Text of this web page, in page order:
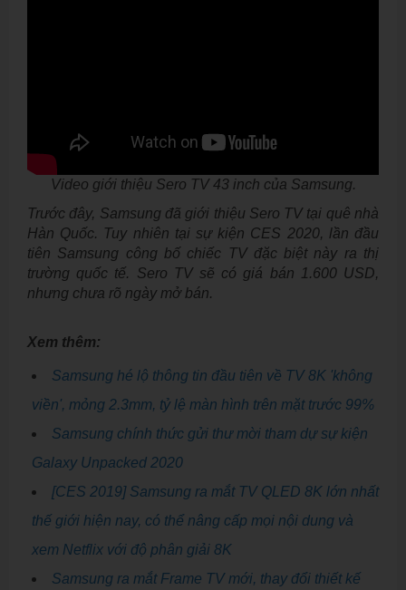
Video giới thiệu Sero TV 43 inch của Samsung.
Trước đây, Samsung đã giới thiệu Sero TV tại quê nhà
Hàn Quốc. Tuy nhiên tại sự kiện CES 2020, lần đầu
tiên Samsung công bố chiếc TV đặc biệt này ra thị
trường quốc tế. Sero TV sẽ có giá bán 1.600 USD,
nhưng chưa rõ ngày mở bán.
Xem thêm:
Samsung hé lộ thông tin đầu tiên về TV 8K 'không
viền', mỏng 2.3mm, tỷ lệ màn hình trên mặt trước 99%
Samsung chính thức gửi thư mời tham dự sự kiện
Galaxy Unpacked 2020
[CES 2019] Samsung ra mắt TV QLED 8K lớn nhất
thế giới hiện nay, có thể nâng cấp mọi nội dung và
xem Netflix với độ phân giải 8K
Samsung ra mắt Frame TV mới, thay đổi thiết kế